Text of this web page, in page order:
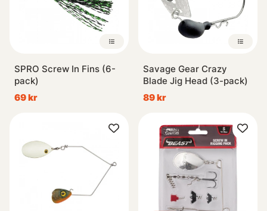
SPRO Screw In Fins (6-
pack)
69 kr
Savage Gear Crazy
Blade Jig Head (3-pack)
89 kr